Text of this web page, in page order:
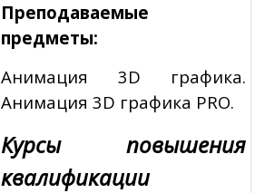
Преподаваемые
предметы:
Анимация 3D графика.
Анимация 3D графика PRO.
Курсы повышения
квалификации